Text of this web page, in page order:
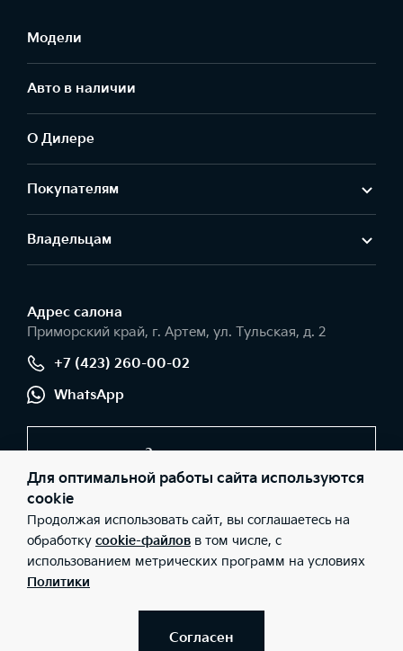
Модели
Авто в наличии
О Дилере
Покупателям
Владельцам
Адрес салонa
Приморский край, г. Артем, ул. Тульская, д. 2
+7 (423) 260-00-02
WhatsApp
Заказать звонок
© 2026 Юридические лица ООО «Сумотори-Авто» (Фактический
адрес: Приморский край, г. Артем, ул. Тульская, д. 2; Телефон:
+7 (423) 260-00-02; ИНН: 2502040508; ОГРН: 1102502000017),
ООО «Киа Россия и СНГ» (Фактический адрес: г.Москва, Валовая
26; Телефон: 8 800 301 08 80; ИНН: 7728674093; ОГРН:
5087746291760) ведут деятельность на территории РФ в
соответствующих моделях и комплектациях и их наличии, ценах,
возможных выгодах и условиях приобретения доступна у
Для оптимальной работы сайта используются
cookie
Продолжая использовать сайт, вы соглашаетесь на
обработку cookie-файлов в том числе, с
использованием метрических программ на условиях
Политики
Согласен